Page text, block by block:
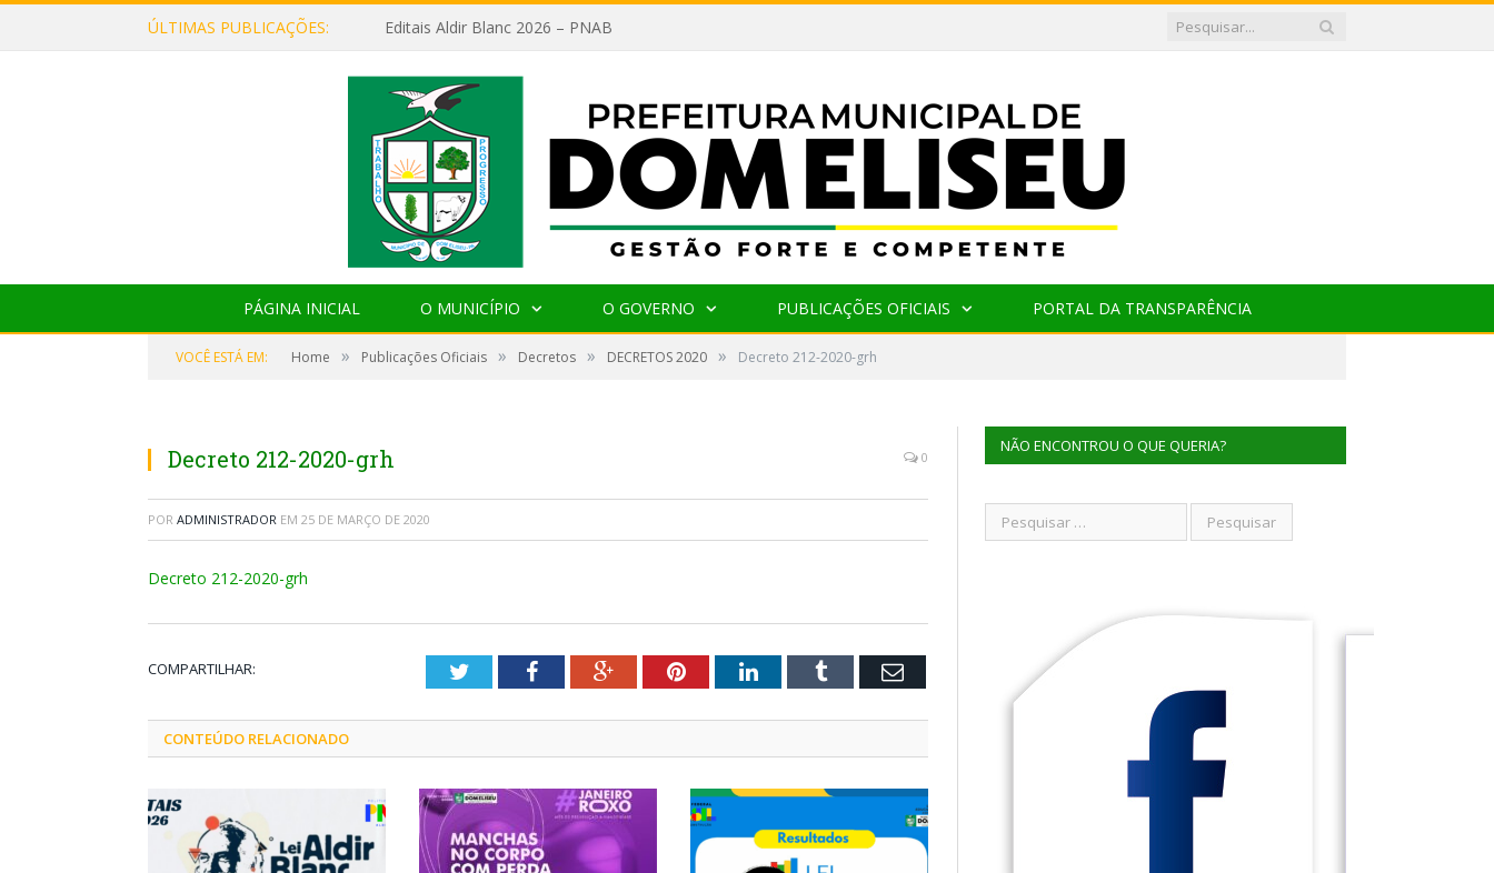
ÚLTIMAS PUBLICAÇÕES: Editais Aldir Blanc 2026 – PNAB
PÁGINA INICIAL O MUNICÍPIO O GOVERNO PUBLICAÇÕES OFICIAIS PORTAL DA TRANSPARÊNCIA
VOCÊ ESTÁ EM: Home » Publicações Oficiais » Decretos » DECRETOS 2020 » Decreto 212-2020-grh
Decreto 212-2020-grh 0
POR ADMINISTRADOR EM 25 DE MARÇO DE 2020
Decreto 212-2020-grh
COMPARTILHAR: TwitterFacebookGoogle+PinterestLinkedInTumblr Email
CONTEÚDO RELACIONADO
NÃO ENCONTROU O QUE QUERIA?